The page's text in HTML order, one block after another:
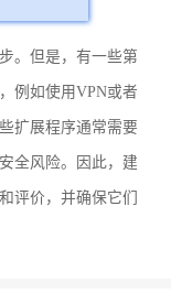
。但是，有一些第
例如使用VPN或者
扩展程序通常需要
全风险。因此，建
评价，并确保它们